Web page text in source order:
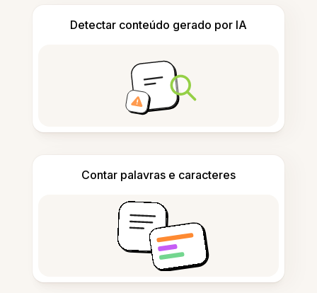
Detectar conteúdo gerado por IA
Contar palavras e caracteres